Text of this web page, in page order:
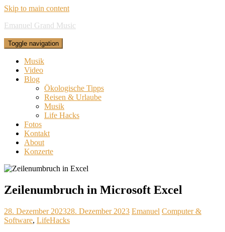
Skip to main content
Emanuel Grand Music
Toggle navigation
Musik
Video
Blog
Ökologische Tipps
Reisen & Urlaube
Musik
Life Hacks
Fotos
Kontakt
About
Konzerte
Zeilenumbruch in Microsoft Excel
28. Dezember 202328. Dezember 2023 Emanuel Computer &
Software, LifeHacks